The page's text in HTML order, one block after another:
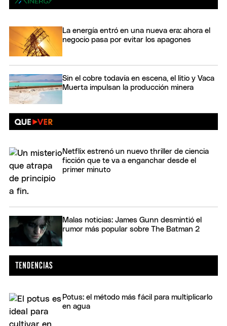
La energía entró en una nueva era: ahora el
negocio pasa por evitar los apagones
Sin el cobre todavía en escena, el litio y Vaca
Muerta impulsan la producción minera
Netflix estrenó un nuevo thriller de ciencia
ficción que te va a enganchar desde el
primer minuto
Malas noticias: James Gunn desmintió el
rumor más popular sobre The Batman 2
Potus: el método más fácil para multiplicarlo
en agua